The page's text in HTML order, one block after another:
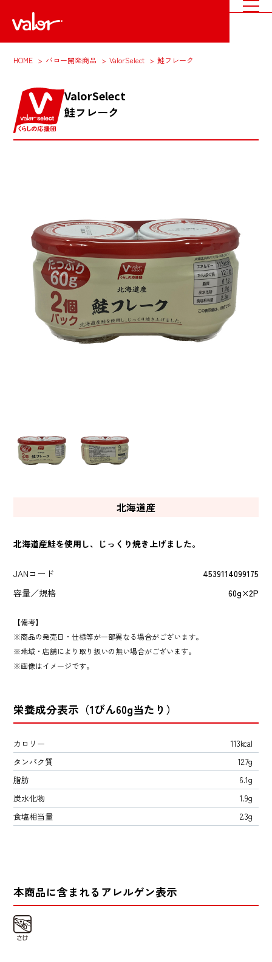
HOME バロー開発商品 ValorSelect 鮭フレーク
ValorSelect
鮭フレーク
北海道産
北海道産鮭を使用し、じっくり焼き上げました。
JANコード
4539114099175
容量／規格
60g×2P
【備考】
商品の発売日・仕様等が一部異なる場合がございます。
地域・店舗により取り扱いの無い場合がございます。
画像はイメージです。
栄養成分表示（1びん60g当たり）
カロリー
113kcal
タンパク質
12.7g
脂肪
6.1g
炭水化物
1.9g
食塩相当量
2.3g
本商品に含まれるアレルゲン表示